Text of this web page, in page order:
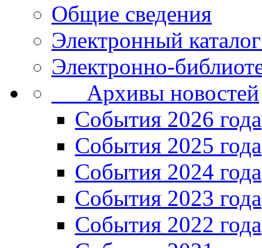
Общие сведения
Электронный
Электронно-
Архивы новостей
Cобытия 2026 года
События 2025 года
События 2024 года
События 2023 года
Cобытия 2022 года